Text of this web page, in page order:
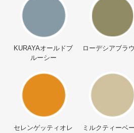
KURAYAオールドブ
ルーシー
ローデシアブラ
セレンゲッティオレ
ミルクティーベ